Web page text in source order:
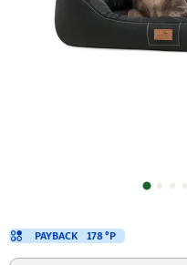
PAYBACK 178 °P